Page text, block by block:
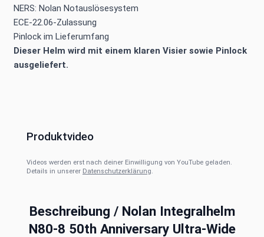
NERS: Nolan Notauslösesystem
ECE-22.06-Zulassung
Pinlock im Lieferumfang
Dieser Helm wird mit einem klaren Visier sowie Pinlock
ausgeliefert.
Produktvideo
Videos werden erst nach deiner Einwilligung von YouTube geladen.
Details in unserer Datenschutzerklärung.
Beschreibung / Nolan Integralhelm
N80-8 50th Anniversary Ultra-Wide